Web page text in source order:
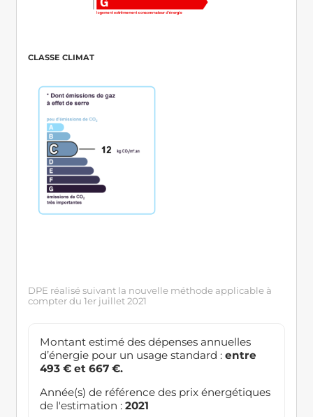
CLASSE CLIMAT
DPE réalisé suivant la nouvelle méthode applicable à
compter du 1er juillet 2021
Montant estimé des dépenses annuelles
d’énergie pour un usage standard : entre
493 € et 667 €.
Année(s) de référence des prix énergétiques
de l'estimation : 2021